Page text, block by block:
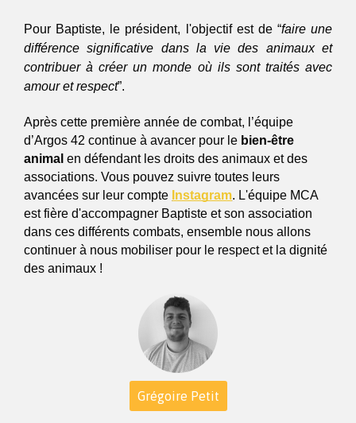
Pour Baptiste, le président, l'objectif est de “faire une
différence significative dans la vie des animaux et
contribuer à créer un monde où ils sont traités avec
amour et respect”.
Après cette première année de combat, l’équipe
d’Argos 42 continue à avancer pour le bien-être
animal en défendant les droits des animaux et des
associations. Vous pouvez suivre toutes leurs
avancées sur leur compte Instagram. L'équipe MCA
est fière d'accompagner Baptiste et son association
dans ces différents combats, ensemble nous allons
continuer à nous mobiliser pour le respect et la dignité
des animaux !
Grégoire Petit